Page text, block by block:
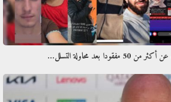
بعد محاولة التسلل…